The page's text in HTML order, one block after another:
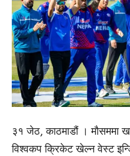
३१ जेठ, काठमाडौं । मौसममा
विश्वकप क्रिकेट खेल्न वेस्ट